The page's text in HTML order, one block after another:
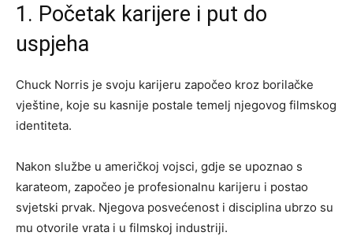
1. Početak karijere i put do
uspjeha
Chuck Norris je svoju karijeru započeo kroz borilačke
vještine, koje su kasnije postale temelj njegovog filmskog
identiteta.
Nakon službe u američkoj vojsci, gdje se upoznao s
karateom, započeo je profesionalnu karijeru i postao
svjetski prvak. Njegova posvećenost i disciplina ubrzo su
mu otvorile vrata i u filmskoj industriji.